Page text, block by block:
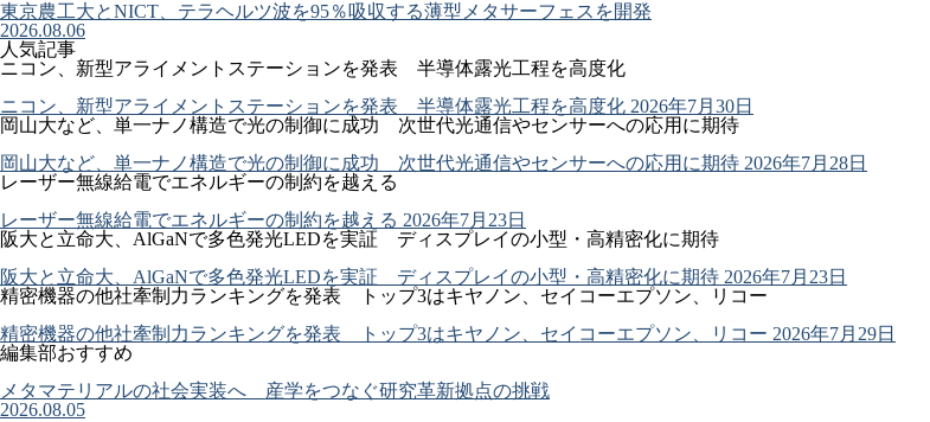
東京農工大とNICT、テラヘルツ波を95％吸収する薄型メタサーフェスを開発
2026.08.06
人気記事
ニコン、新型アライメントステーションを発表 半導体露光工程を高度化
ニコン、新型アライメントステーションを発表 半導体露光工程を高度化 2026年7月30日
岡山大など、単一ナノ構造で光の制御に成功 次世代光通信やセンサーへの応用に期待
岡山大など、単一ナノ構造で光の制御に成功 次世代光通信やセンサーへの応用に期待 2026年7月28日
レーザー無線給電でエネルギーの制約を越える
レーザー無線給電でエネルギーの制約を越える 2026年7月23日
阪大と立命大、AlGaNで多色発光LEDを実証 ディスプレイの小型・高精密化に期待
阪大と立命大、AlGaNで多色発光LEDを実証 ディスプレイの小型・高精密化に期待 2026年7月23日
精密機器の他社牽制力ランキングを発表 トップ3はキヤノン、セイコーエプソン、リコー
精密機器の他社牽制力ランキングを発表 トップ3はキヤノン、セイコーエプソン、リコー 2026年7月29日
編集部おすすめ
メタマテリアルの社会実装へ 産学をつなぐ研究革新拠点の挑戦
2026.08.05